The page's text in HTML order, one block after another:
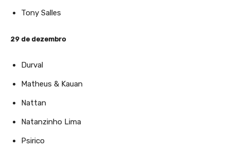
Tony Salles
29 de dezembro
Durval
Matheus & Kauan
Nattan
Natanzinho Lima
Psirico